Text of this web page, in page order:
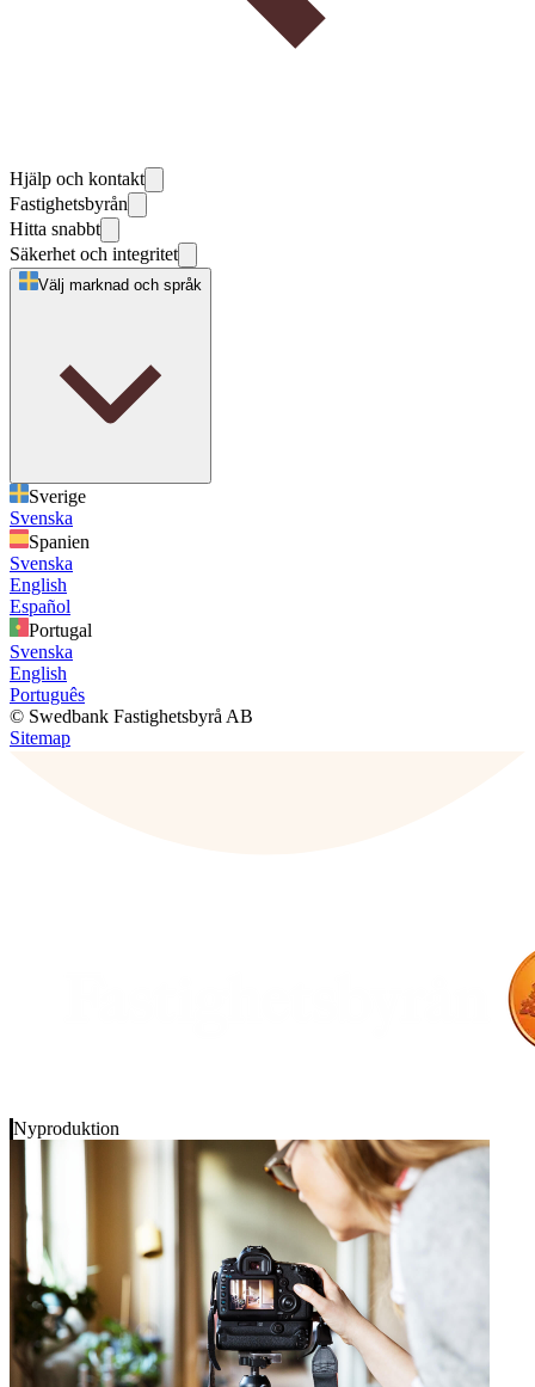
Hjälp och kontakt
Fastighetsbyrån
Hitta snabbt
Säkerhet och integritet
Välj marknad och språk
Sverige
Svenska
Spanien
Svenska
English
Español
Portugal
Svenska
English
Português
© Swedbank Fastighetsbyrå AB
Sitemap
Nyproduktion